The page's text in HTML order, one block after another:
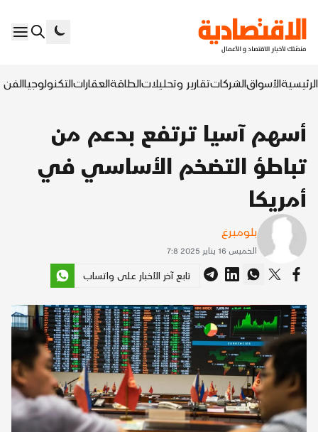
الرئيسيةالأسواقالشركاتتقارير وتحليلاتالطاقةالعقاراتالتكنولوجياالفن
أسهم آسيا ترتفع بدعم من
تباطؤ التضخم الأساسي في
أمريكا
بلومبرغ
الخميس 16 يناير 2025 7:8
تابع آخر الأخبار على واتساب